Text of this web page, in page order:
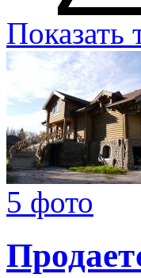
Показать
5 фото